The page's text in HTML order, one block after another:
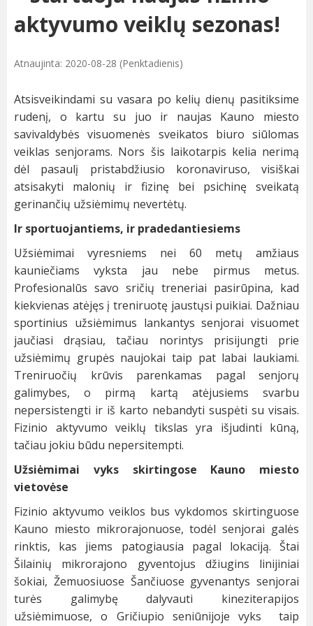
aktyvumo veiklų sezonas!
Atnaujinta: 2020-08-28 (Penktadienis)
Atsisveikindami su vasara po kelių dienų pasitiksime
rudenį, o kartu su juo ir naujas Kauno miesto
savivaldybės visuomenės sveikatos biuro siūlomas
veiklas senjorams. Nors šis laikotarpis kelia nerimą
dėl pasaulį pristabdžiusio koronaviruso, visiškai
atsisakyti malonių ir fizinę bei psichinę sveikatą
gerinančių užsiėmimų nevertėtų.
Ir sportuojantiems, ir pradedantiesiems
Užsiėmimai vyresniems nei 60 metų amžiaus
kauniečiams vyksta jau nebe pirmus metus.
Profesionalūs savo sričių treneriai pasirūpina, kad
kiekvienas atėjęs į treniruotę jaustųsi puikiai. Dažniau
sportinius užsiėmimus lankantys senjorai visuomet
jaučiasi drąsiau, tačiau norintys prisijungti prie
užsiėmimų grupės naujokai taip pat labai laukiami.
Treniruočių krūvis parenkamas pagal senjorų
galimybes, o pirmą kartą atėjusiems svarbu
nepersistengti ir iš karto nebandyti suspėti su visais.
Fizinio aktyvumo veiklų tikslas yra išjudinti kūną,
tačiau jokiu būdu nepersitempti.
Užsiėmimai vyks skirtingose Kauno miesto
vietovėse
Fizinio aktyvumo veiklos bus vykdomos skirtinguose
Kauno miesto mikrorajonuose, todėl senjorai galės
rinktis, kas jiems patogiausia pagal lokaciją. Štai
Šilainių mikrorajono gyventojus džiugins linijiniai
šokiai, Žemuosiuose Šančiuose gyvenantys senjorai
turės galimybę dalyvauti kineziterapijos
užsiėmimuose, o Gričiupio seniūnijoje vyks taip